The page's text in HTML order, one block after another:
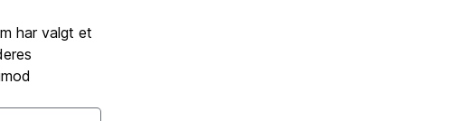
har valgt et